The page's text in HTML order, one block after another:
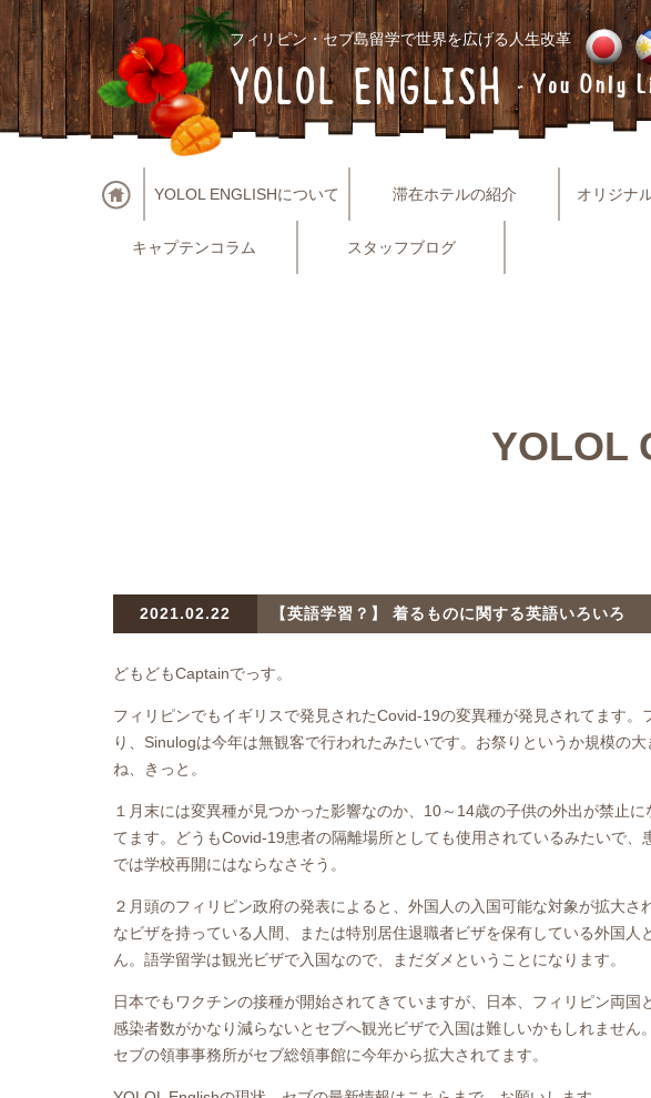
フィリピン・セブ島留学で世界を広げる人生改革
YOLOL ENGLISH - You Only
YOLOL ENGLISHについて 滞在ホテルの紹介 オリジナ
キャプテンコラム スタッフブログ
YOLOL
2021.02.22 【英語学習？】 着るものに関する英語いろいろ
どもどもCaptainでっす。
フィリピンでもイギリスで発見されたCovid-19の変異種が発見されてます
り、Sinulogは今年は無観客で行われたみたいです。お祭りというか規模の
ね、きっと。
１月末には変異種が見つかった影響なのか、10～14歳の子供の外出が禁止
てます。どうもCovid-19患者の隔離場所としても使用されているみたいで
では学校再開にはならなさそう。
２月頭のフィリピン政府の発表によると、外国人の入国可能な対象が拡大
なビザを持っている人間、または特別居住退職者ビザを保有している外国
ん。語学留学は観光ビザで入国なので、まだダメということになります。
日本でもワクチンの接種が開始されてきていますが、日本、フィリピン両国
感染者数がかなり減らないとセブへ観光ビザで入国は難しいかもしれません
セブの領事事務所がセブ総領事館に今年から拡大されてます。